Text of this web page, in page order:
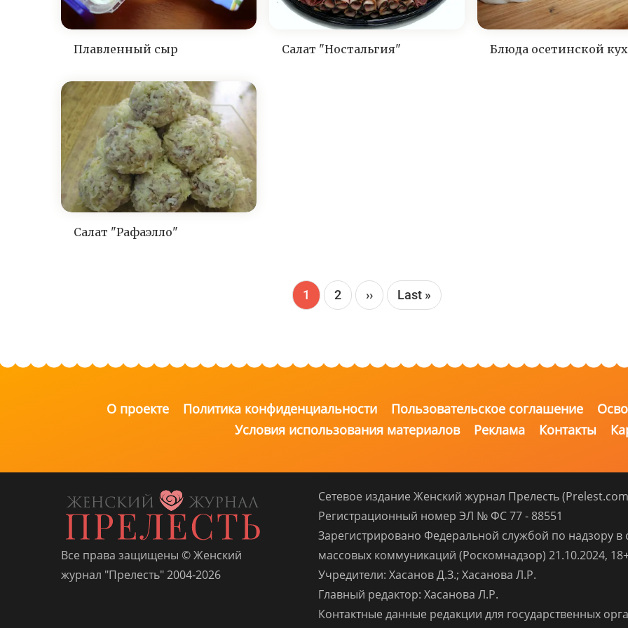
Плавленный сыр Салат "Ностальгия" Блюда осетинской
Салат "Рафаэлло"
Текущая
1 Page
2
Следующая
››
Последняя
Last »
О проекте Политика конфиденциальности Пользовательское соглашение
Условия использования материалов
Реклама Контакты
Все права защищены © Женский
журнал "Прелесть" 2004-2026
Сетевое издание Женский журнал Прелесть
Регистрационный номер ЭЛ № ФС 77 - 88551
Зарегистрировано Федеральной службой по надзору
массовых коммуникаций (Роскомнадзор) 21.10.2024,
Учредители: Хасанов Д.З.; Хасанова Л.Р.
Главный редактор: Хасанова Л.Р.
Контактные данные редакции для государственных